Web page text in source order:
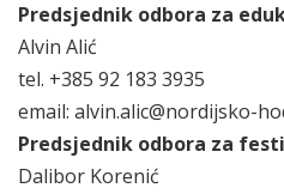
Predsjednik odbora za
Alvin Alić
tel. +385 92 183 3935
email: alvin.alic@nordijsko-
Predsjednik odbora za
Dalibor Korenić